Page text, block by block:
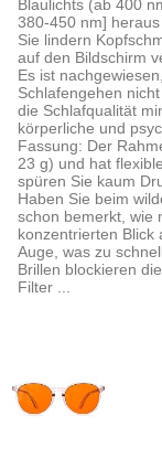
Blaulichts (ab 400
380-450 nm]
Sie lindern
auf den Bildschirm
Es ist
Schlafengehen
die Schlafqualität
körperliche und
Fassung: Der
23 g) und hat
spüren Sie kaum
Haben Sie beim
schon bemerkt, wie
konzentrierten Blick
Auge, was zu
Brillen blockieren
Filter ...